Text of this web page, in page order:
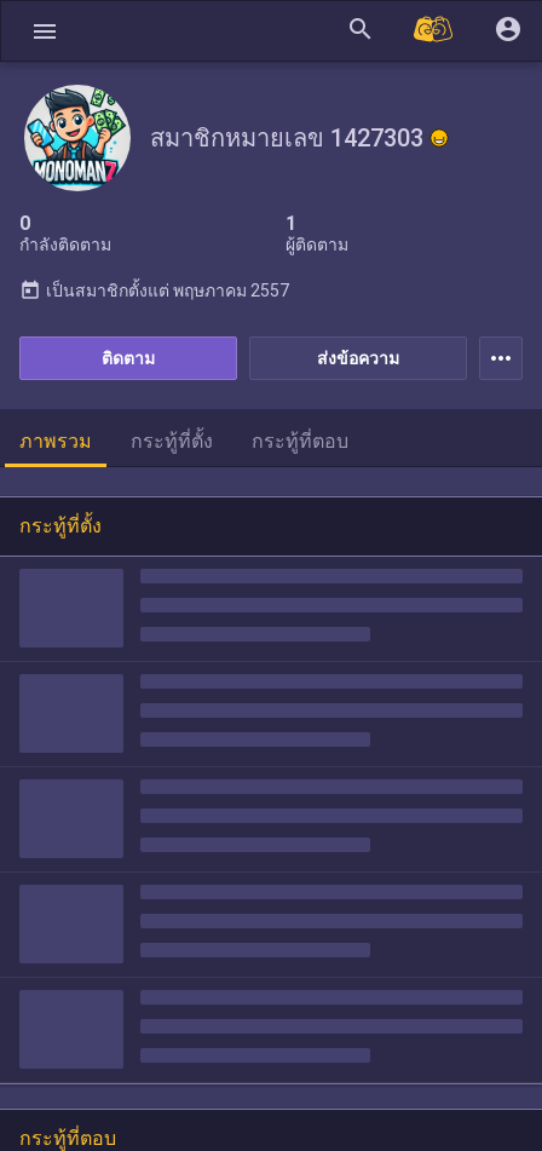
menu search account_circle
สมาชิกหมายเลข 1427303
0
กำลังติดตาม
1
ผู้ติดตาม
ส่งข้อความ
ติดตาม
today เป็นสมาชิกตั้งแต่ พฤษภาคม 2557
more_horiz
ภาพรวม กระทู้ที่ตั้ง กระทู้ที่ตอบ
กระทู้ที่ตั้ง
กระทู้ที่ตอบ